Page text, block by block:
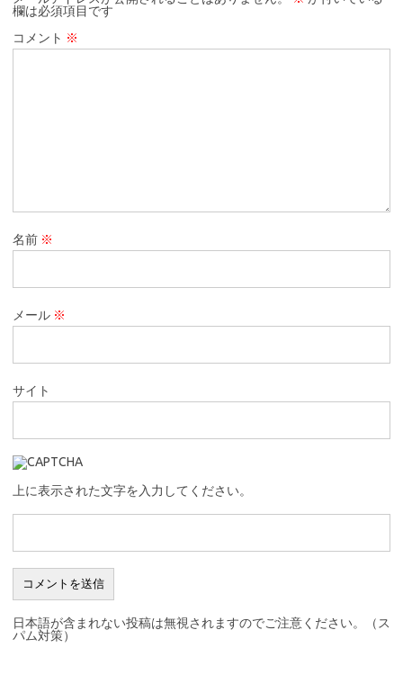
欄は必須項目です
コメント ※
名前 ※
メール ※
サイト
上に表示された文字を入力してください。
日本語が含まれない投稿は無視されますのでご注意ください。（ス
パム対策）